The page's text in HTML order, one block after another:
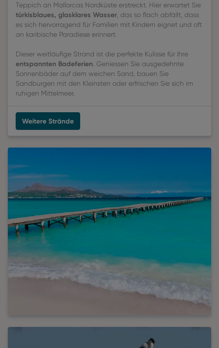
Teppich an Mallorcas Nordküste erstreckt. Hier erwartet Sie
türkisblaues, glasklares Wasser , das so flach abfällt, dass
es sich hervorragend für Familien mit Kindern eignet und oft
an karibische Paradiese erinnert.
Dieser weitläufige Strand ist die perfekte Kulisse für Ihre
entspannten Badeferien . Geniessen Sie ausgedehnte
Sonnenbäder auf dem weichen Sand, bauen Sie
Sandburgen mit den Kleinsten oder erfrischen Sie sich im
ruhigen Mittelmeer.
Weitere Strände